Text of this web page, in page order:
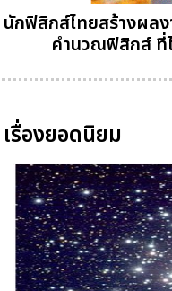
นักฟิสิกส์ไทยสร้างผล
คำนวณฟิสิกส์ ที่
เรื่องยอดนิยม